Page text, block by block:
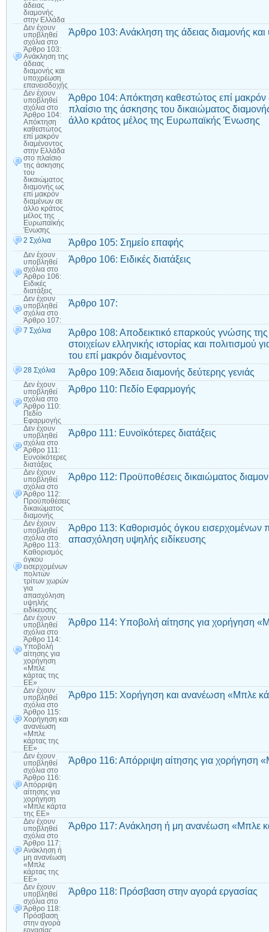
άδειας
διαμονής
στην Ελλάδα
Δεν έχουν
υποβληθεί
σχόλια στο
Άρθρο 103:
Ανάκληση της
άδειας
διαμονής και
υποχρέωση
επανεισδοχής
Άρθρο 103: Ανάκληση της άδειας διαμονής
Δεν έχουν
υποβληθεί
σχόλια στο
Άρθρο 104:
Απόκτηση
καθεστώτος
επί μακρόν
διαμένοντος
στην Ελλάδα
στο πλαίσιο
της άσκησης
του
δικαιώματος
διαμονής ως
επί μακρόν
διαμένων σε
άλλο κράτος
μέλος της
Ευρωπαϊκής
Ένωσης
Άρθρο 104: Απόκτηση καθεστώτος επί μακρόν
πλαίσιο της άσκησης του δικαιώματος
άλλο κράτος μέλος της Ευρωπαϊκής Ένωσης
2 Σχόλια Άρθρο 105: Σημείο επαφής
Δεν έχουν
υποβληθεί
σχόλια στο
Άρθρο 106:
Ειδικές
διατάξεις
Άρθρο 106: Ειδικές διατάξεις
Δεν έχουν
υποβληθεί
σχόλια στο
Άρθρο 107:
Άρθρο 107:
7 Σχόλια
Άρθρο 108: Αποδεικτικό επαρκούς γνώσης
στοιχείων ελληνικής ιστορίας και πολιτισμού
του επί μακρόν διαμένοντος
28 Σχόλια Άρθρο 109: Άδεια διαμονής δεύτερης γενιάς
Δεν έχουν
υποβληθεί
σχόλια στο
Άρθρο 110:
Πεδίο
Εφαρμογής
Άρθρο 110: Πεδίο Εφαρμογής
Δεν έχουν
υποβληθεί
σχόλια στο
Άρθρο 111:
Ευνοϊκότερες
διατάξεις
Άρθρο 111: Ευνοϊκότερες διατάξεις
Δεν έχουν
υποβληθεί
σχόλια στο
Άρθρο 112:
Προϋποθέσεις
δικαιώματος
διαμονής
Άρθρο 112: Προϋποθέσεις δικαιώματος
Δεν έχουν
υποβληθεί
σχόλια στο
Άρθρο 113:
Καθορισμός
όγκου
εισερχομένων
πολιτών
τρίτων χωρών
για
απασχόληση
υψηλής
ειδίκευσης
Άρθρο 113: Καθορισμός όγκου εισερχομένων
απασχόληση υψηλής ειδίκευσης
Δεν έχουν
υποβληθεί
σχόλια στο
Άρθρο 114:
Υποβολή
αίτησης για
χορήγηση
«Μπλε
κάρτας της
ΕΕ»
Άρθρο 114: Υποβολή αίτησης για χορήγηση
Δεν έχουν
υποβληθεί
σχόλια στο
Άρθρο 115:
Χορήγηση και
ανανέωση
«Μπλε
κάρτας της
ΕΕ»
Άρθρο 115: Χορήγηση και ανανέωση «Μπλε
Δεν έχουν
υποβληθεί
σχόλια στο
Άρθρο 116:
Απόρριψη
αίτησης για
χορήγηση
«Μπλε κάρτα
της ΕΕ»
Άρθρο 116: Απόρριψη αίτησης για χορήγηση
Δεν έχουν
υποβληθεί
σχόλια στο
Άρθρο 117:
Ανάκληση ή
μη ανανέωση
«Μπλε
κάρτας της
ΕΕ»
Άρθρο 117: Ανάκληση ή μη ανανέωση «Μπλε
Δεν έχουν
υποβληθεί
σχόλια στο
Άρθρο 118:
Πρόσβαση
στην αγορά
εργασίας
Άρθρο 118: Πρόσβαση στην αγορά εργασίας